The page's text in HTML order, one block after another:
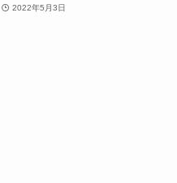
2022年5月3日